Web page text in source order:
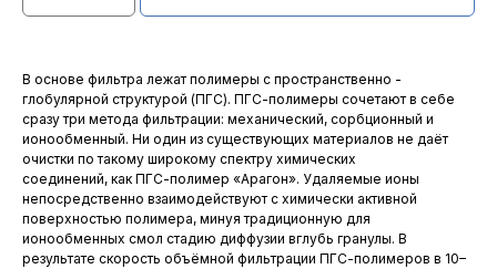
В основе фильтра лежат полимеры с пространственно -
глобулярной структурой (ПГС). ПГС-полимеры сочетают в себе
сразу три метода фильтрации: механический, сорбционный и
ионообменный. Ни один из существующих материалов не даёт
очистки по такому широкому спектру химических
соединений, как ПГС-полимер «Арагон». Удаляемые ионы
непосредственно взаимодействуют с химически активной
поверхностью полимера, минуя традиционную для
ионообменных смол стадию диффузии вглубь гранулы. В
результате скорость объёмной фильтрации ПГС-полимеров в 10–